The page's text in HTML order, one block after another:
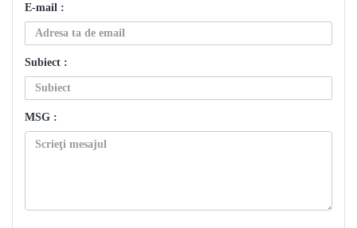
E-mail :
Subiect :
MSG :